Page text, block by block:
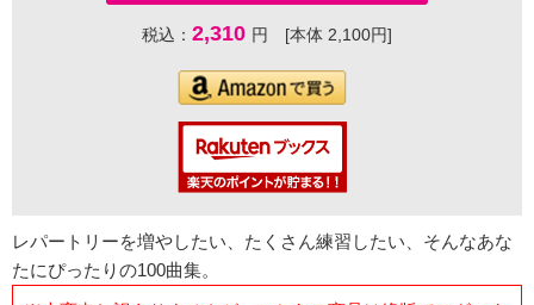
税込： 2,310 円 [本体 2,100円]
レパートリーを増やしたい、たくさん練習したい、そんなあな
たにぴったりの100曲集。